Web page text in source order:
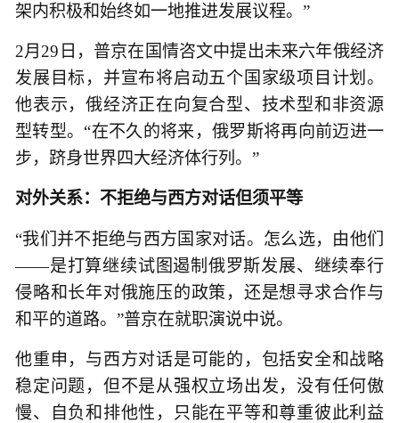
架内积极和始终如一地推进发展议程。”
2月29日，普京在国情咨文中提出未来六年俄经济
发展目标，并宣布将启动五个国家级项目计划。
他表示，俄经济正在向复合型、技术型和非资源
型转型。“在不久的将来，俄罗斯将再向前迈进一
步，跻身世界四大经济体行列。”
对外关系：不拒绝与西方对话但须平等
“我们并不拒绝与西方国家对话。怎么选，由他们
——是打算继续试图遏制俄罗斯发展、继续奉行
侵略和长年对俄施压的政策，还是想寻求合作与
和平的道路。”普京在就职演说中说。
他重申，与西方对话是可能的，包括安全和战略
稳定问题，但不是从强权立场出发，没有任何傲
慢、自负和排他性，只能在平等和尊重彼此利益